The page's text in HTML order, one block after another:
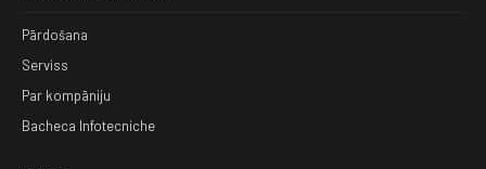
Pārdošana
Serviss
Par kompāniju
Bacheca Infotecniche